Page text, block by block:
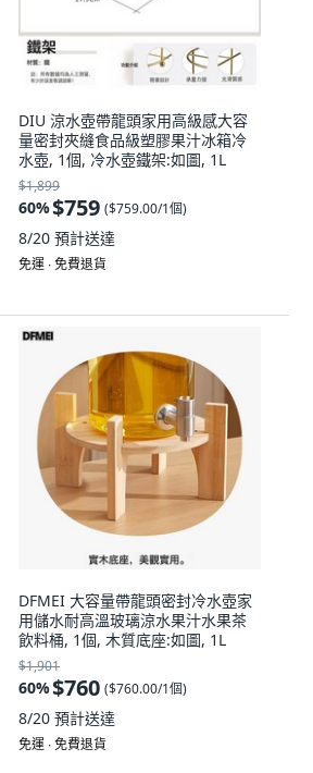
DIU 涼水壺帶龍頭家用高級感大容
量密封夾縫食品級塑膠果汁冰箱冷
水壺, 1個, 冷水壺鐵架:如圖, 1L
$1,899
60%$759 ($759.00/1個)
8/20 預計送達
免運 ∙ 免費退貨
DFMEI 大容量帶龍頭密封冷水壺家
用儲水耐高溫玻璃涼水果汁水果茶
飲料桶, 1個, 木質底座:如圖, 1L
$1,901
60%$760 ($760.00/1個)
8/20 預計送達
免運 ∙ 免費退貨